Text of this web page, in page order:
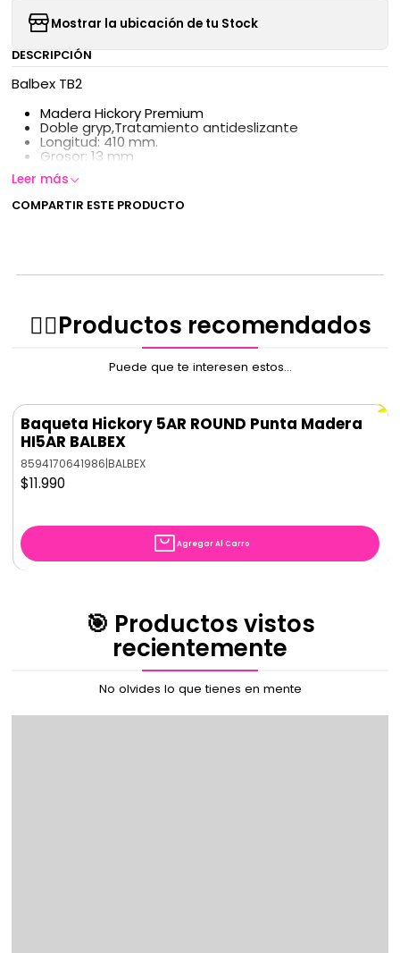
Mostrar la ubicación de tu Stock
DESCRIPCIÓN
Balbex TB2
Madera Hickory Premium
Doble gryp,Tratamiento antideslizante
Longitud: 410 mm.
Grosor: 13 mm
Leer más
COMPARTIR ESTE PRODUCTO
✌🏻️Productos recomendados
Puede que te interesen estos...
Baqueta Hickory 5AR ROUND Punta Madera
HI5AR BALBEX
8594170641986|BALBEX
$11.990
Agregar Al Carro
🎯 Productos vistos
recientemente
No olvides lo que tienes en mente